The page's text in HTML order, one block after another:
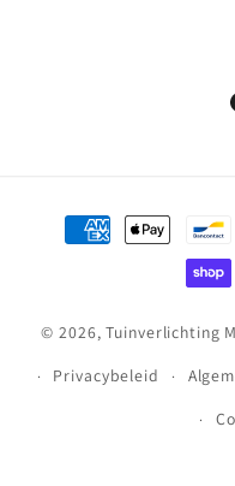
Betaalmethoden
© 2026,Tuinverlichting
Privacybeleid